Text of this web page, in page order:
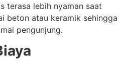
terasa lebih nyaman saat
beton atau keramik sehingga
pengunjung.